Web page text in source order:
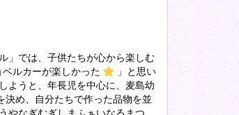
」では、子供たちが心から楽しむ
ベルカーが楽しかった
」と思い
ようと、年長児を中心に、麦島幼
め、自分たちで作った品物を並
やなぎむぎしまふぁいなるまつ